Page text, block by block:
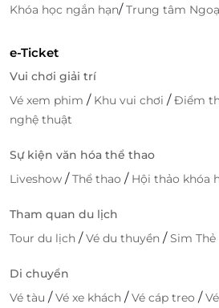
Khóa học ngắn hạn/Trung tâm
e-Ticket
Vui chơi giải trí
Vé xem phim / Khu vui chơi /Điểm
nghệ thuật
Sự kiện văn hóa thể thao
Liveshow /Thể thao / Hội thảo khóa
Tham quan du lịch
Tour du lịch /Vé du thuyền /Sim Thẻ
Di chuyển
Vé tàu /Vé xe khách /Vé cáp treo /